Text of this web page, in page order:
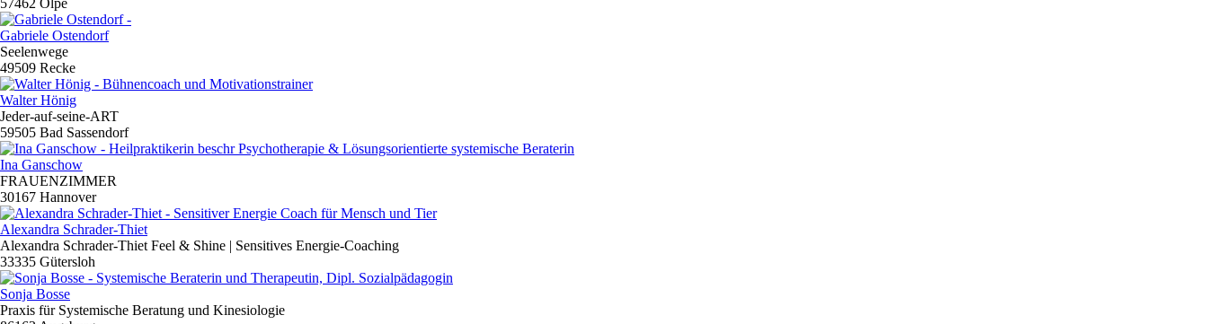
57462 Olpe
Gabriele Ostendorf
Seelenwege
49509 Recke
Walter Hönig
Jeder-auf-seine-ART
59505 Bad Sassendorf
Ina Ganschow
FRAUENZIMMER
30167 Hannover
Alexandra Schrader-Thiet
Alexandra Schrader-Thiet Feel & Shine | Sensitives Energie-Coaching
33335 Gütersloh
Sonja Bosse
Praxis für Systemische Beratung und Kinesiologie